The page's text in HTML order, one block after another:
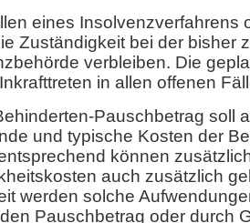
eines Insolvenzverfahrens
Zuständigkeit bei der bisher
verbleiben. Die
in allen offenen
Pauschbetrag soll
und typische Kosten der
können
auch zusätzlich
werden solche
Pauschbetrag oder durch